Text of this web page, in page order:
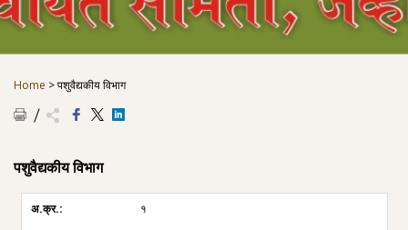
Home >पशुवैद्यकीय विभाग
पशुवैद्यकीय विभाग
१